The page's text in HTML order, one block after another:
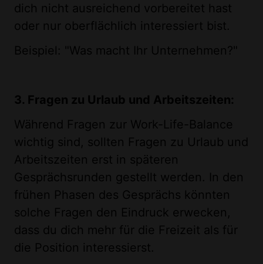
dich nicht ausreichend vorbereitet hast
oder nur oberflächlich interessiert bist.
Beispiel: "Was macht Ihr Unternehmen?"
3. Fragen zu Urlaub und Arbeitszeiten:
Während Fragen zur Work-Life-Balance
wichtig sind, sollten Fragen zu Urlaub und
Arbeitszeiten erst in späteren
Gesprächsrunden gestellt werden. In den
frühen Phasen des Gesprächs könnten
solche Fragen den Eindruck erwecken,
dass du dich mehr für die Freizeit als für
die Position interessierst.